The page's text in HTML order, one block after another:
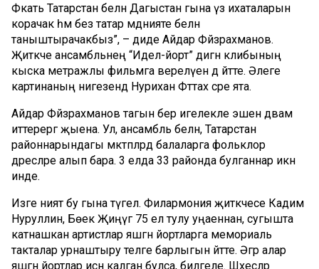
Фәкать Татарстан белән Дагыстан гына үз ихаталарын
корачак һәм без татар мәдәнияте белән
таныштырачакбыз”, – диде Айдар Фәйзрахманов.
Җитәкче ансамбльнең “Идел-йорт” дигән клибының
кыска метражлы фильмга әверелүен дә әйтте. Әлеге
картинаның нигезендә Нурихан Фәттах әсәре ята.
Айдар Фәйзрахманов тагын бер игелекле эшен дәвам
иттерергә җыена. Ул, ансамбль белән, Татарстан
районнарындагы мәктәпләрдә балаларга фольклор
дәресләре алып бара. 3 елда 33 районда булганнар икән
инде.
Изге ният бу гына түгел. Филармония җитәкчесе Кадим
Нуруллин, Бөек Җиңүгә 75 ел тулу уңаеннан, сугышта
катнашкан артистлар яшәгән йортларга мемориаль
такталар урнаштыру теләге барлыгын әйтте. Әгәр алар
яшәгән йортлар исән калган булса, билгеле. Шәхесләр